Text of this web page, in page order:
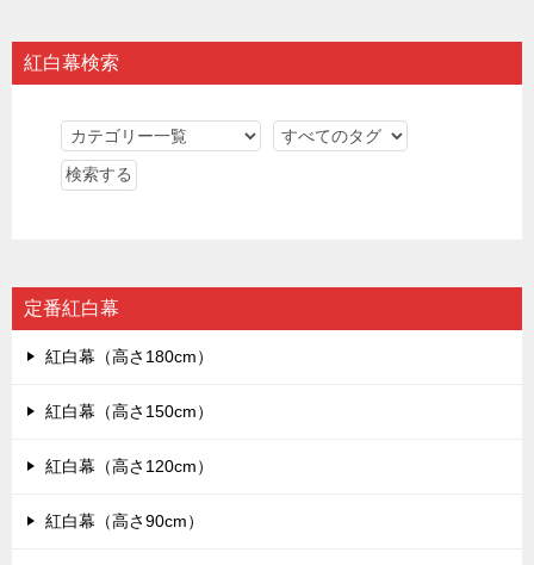
紅白幕検索
定番紅白幕
紅白幕（高さ180cm）
紅白幕（高さ150cm）
紅白幕（高さ120cm）
紅白幕（高さ90cm）